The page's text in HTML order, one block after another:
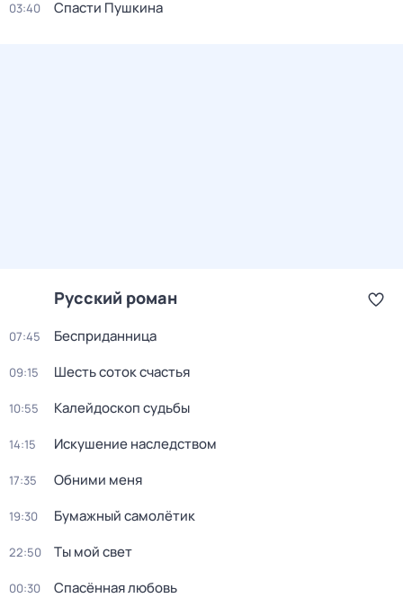
03:40 Спасти Пушкина
Русский роман
07:45 Бесприданница
09:15 Шесть соток счастья
10:55 Калейдоскоп судьбы
14:15 Искушение наследством
17:35 Обними меня
19:30 Бумажный самолётик
22:50 Ты мой свет
00:30 Спасённая любовь